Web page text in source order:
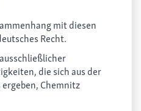
mit diesen
Recht.
die sich aus der
Chemnitz